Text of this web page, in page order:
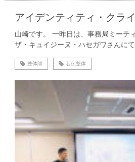
アイデンティティ・クラ
山崎です。 一昨日は、事務局ミー
ザ・キュイジーヌ・ハセガワさんに
整体師 芯伝整体